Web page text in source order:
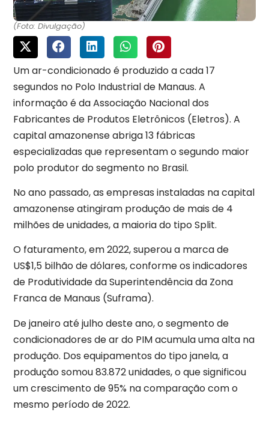
(Foto: Divulgação)
Um ar-condicionado é produzido a cada 17
segundos no Polo Industrial de Manaus. A
informação é da Associação Nacional dos
Fabricantes de Produtos Eletrônicos (Eletros). A
capital amazonense abriga 13 fábricas
especializadas que representam o segundo maior
polo produtor do segmento no Brasil.
No ano passado, as empresas instaladas na capital
amazonense atingiram produção de mais de 4
milhões de unidades, a maioria do tipo Split.
O faturamento, em 2022, superou a marca de
US$1,5 bilhão de dólares, conforme os indicadores
de Produtividade da Superintendência da Zona
Franca de Manaus (Suframa).
De janeiro até julho deste ano, o segmento de
condicionadores de ar do PIM acumula uma alta na
produção. Dos equipamentos do tipo janela, a
produção somou 83.872 unidades, o que significou
um crescimento de 95% na comparação com o
mesmo período de 2022.